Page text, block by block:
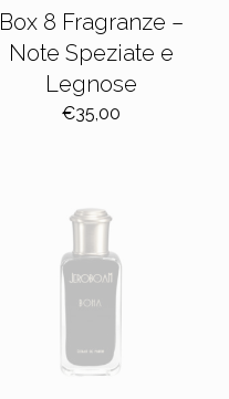
Box 8 Fragranze –
Note Speziate e
Legnose
€35,00